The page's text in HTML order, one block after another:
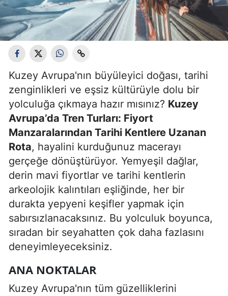
Çankırı
Çorum
Diyarbakır
Edirne
Elazığ
Erzurum
Eskişehir
Gaziantep
Giresun
Hatay
Kuzey Avrupa'nın büyüleyici doğası, tarihi
zenginlikleri ve eşsiz kültürüyle dolu bir
yolculuğa çıkmaya hazır mısınız? Kuzey
Avrupa’da Tren Turları: Fiyort
Manzaralarından Tarihi Kentlere Uzanan
Rota, hayalini kurduğunuz macerayı
gerçeğe dönüştürüyor. Yemyeşil dağlar,
derin mavi fiyortlar ve tarihi kentlerin
arkeolojik kalıntıları eşliğinde, her bir
durakta yepyeni keşifler yapmak için
sabırsızlanacaksınız. Bu yolculuk boyunca,
sıradan bir seyahatten çok daha fazlasını
deneyimleyeceksiniz.
ANA NOKTALAR
Kuzey Avrupa'nın tüm güzelliklerini